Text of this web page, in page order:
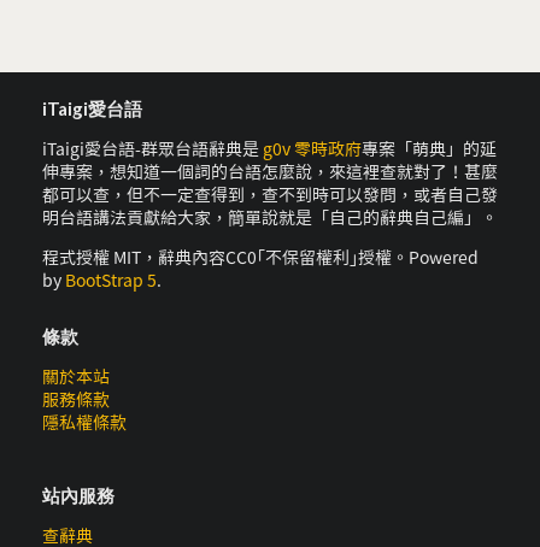
iTaigi愛台語
iTaigi愛台語-群眾台語辭典是 g0v 零時政府專案「萌典」的延
伸專案，想知道一個詞的台語怎麼說，來這裡查就對了！甚麼
都可以查，但不一定查得到，查不到時可以發問，或者自己發
明台語講法貢獻給大家，簡單說就是「自己的辭典自己編」。
程式授權 MIT，辭典內容CC0｢不保留權利｣授權。Powered
by BootStrap 5.
條款
關於本站
服務條款
隱私權條款
站內服務
查辭典